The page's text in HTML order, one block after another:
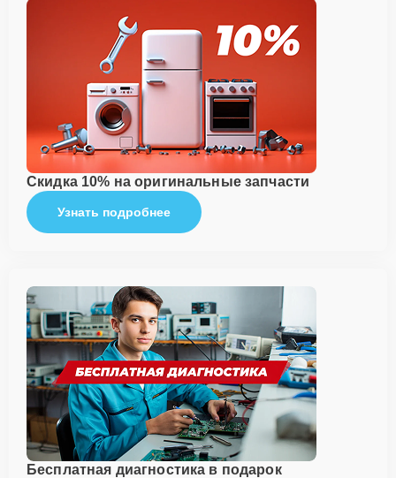
Скидка 10% на оригинальные запчасти
Узнать подробнее
Бесплатная диагностика в подарок